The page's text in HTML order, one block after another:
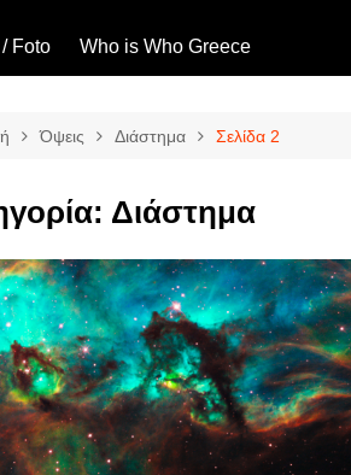
Ελλάδα
Διεθνή
Διάστημα
Επιστήμη
Foto Who is Who Greece
Όψεις Διάστημα Σελίδα 2
Διάστημα